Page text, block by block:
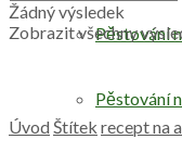
Pěstování
Pěstování
Žádný výsledek
Zobrazit všechny
Úvod Štítek recept na